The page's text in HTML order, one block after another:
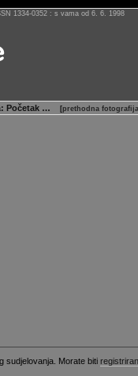
1334-0352 : s vama od 6. 6. 1998
: Početak … [prethodna
sudjelovanja. Morate biti